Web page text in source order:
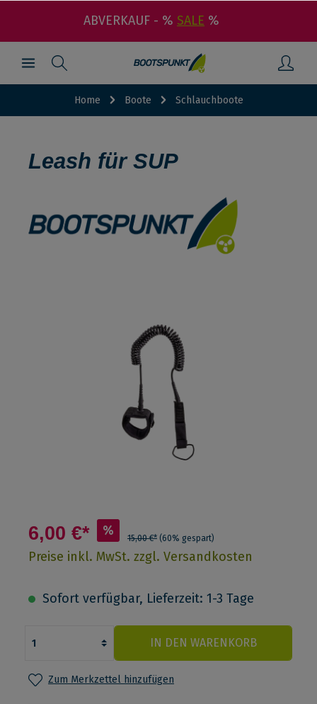
ABVERKAUF - % SALE %
Home Boote Schlauchboote
Leash für SUP
6,00 €* % 15,00 €* (60% gespart)
Preise inkl. MwSt. zzgl. Versandkosten
Sofort verfügbar, Lieferzeit: 1-3 Tage
IN DEN WARENKORB
Zum Merkzettel hinzufügen